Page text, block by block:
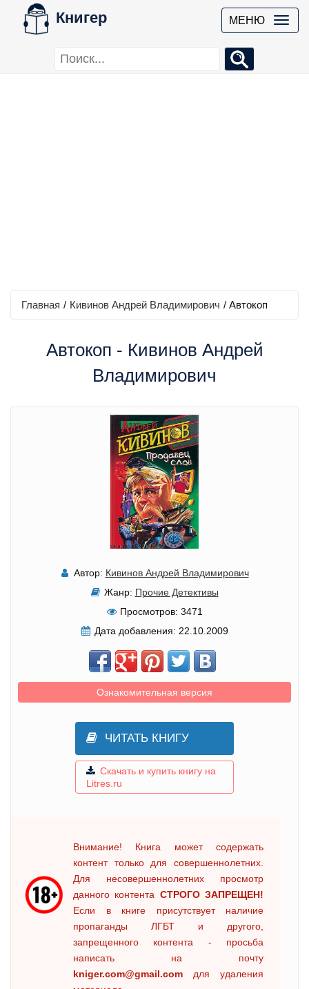
Книгер МЕНЮ
Главная / Кивинов Андрей Владимирович / Автокоп
Автокоп - Кивинов Андрей
Владимирович
Автор: Кивинов Андрей Владимирович
Жанр: Прочие Детективы
Просмотров: 3471
Дата добавления: 22.10.2009
Ознакомительная версия
ЧИТАТЬ КНИГУ
Скачать и купить книгу на
Litres.ru
Внимание! Книга может содержать
контент только для совершеннолетних.
Для несовершеннолетних просмотр
данного контента СТРОГО ЗАПРЕЩЕН!
Если в книге присутствует наличие
пропаганды ЛГБТ и другого,
запрещенного контента - просьба
написать на почту
kniger.com@gmail.com для удаления